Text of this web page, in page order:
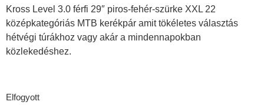
Kross Level 3.0 férfi 29″ piros-fehér-szürke XXL 22
középkategóriás MTB kerékpár amit tökéletes választás
hétvégi túrákhoz vagy akár a mindennapokban
közlekedéshez.
Elfogyott